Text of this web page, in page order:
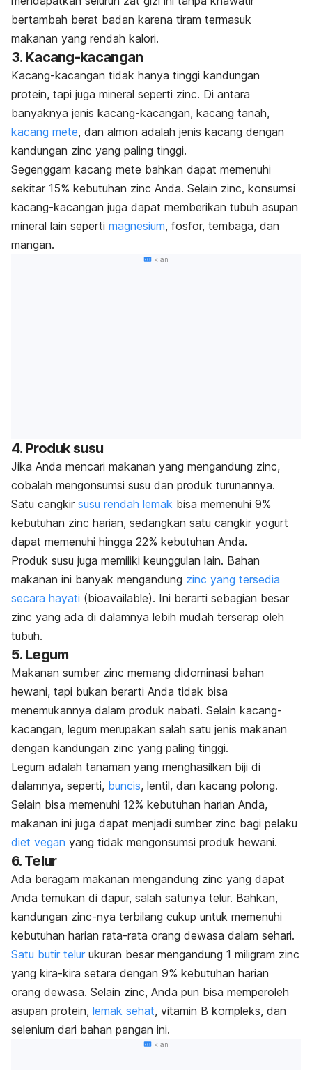
bertambah berat badan karena tiram termasuk
makanan yang rendah kalori.
3. Kacang-kacangan
Kacang-kacangan tidak hanya tinggi kandungan
protein, tapi juga mineral seperti zinc. Di antara
banyaknya jenis kacang-kacangan, kacang tanah,
kacang mete, dan almon adalah jenis kacang dengan
kandungan zinc yang paling tinggi.
Segenggam kacang mete bahkan dapat memenuhi
sekitar 15% kebutuhan zinc Anda. Selain zinc, konsumsi
kacang-kacangan juga dapat memberikan tubuh asupan
mineral lain seperti magnesium, fosfor, tembaga, dan
mangan.
Iklan
4. Produk susu
Jika Anda mencari makanan yang mengandung zinc,
cobalah mengonsumsi susu dan produk turunannya.
Satu cangkir susu rendah lemak bisa memenuhi 9%
kebutuhan zinc harian, sedangkan satu cangkir yogurt
dapat memenuhi hingga 22% kebutuhan Anda.
Produk susu juga memiliki keunggulan lain. Bahan
makanan ini banyak mengandung zinc yang tersedia
secara hayati (bioavailable). Ini berarti sebagian besar
zinc yang ada di dalamnya lebih mudah terserap oleh
tubuh.
5. Legum
Makanan sumber zinc memang didominasi bahan
hewani, tapi bukan berarti Anda tidak bisa
menemukannya dalam produk nabati. Selain kacang-
kacangan, legum merupakan salah satu jenis makanan
dengan kandungan zinc yang paling tinggi.
Legum adalah tanaman yang menghasilkan biji di
dalamnya, seperti, buncis, lentil, dan kacang polong.
Selain bisa memenuhi 12% kebutuhan harian Anda,
makanan ini juga dapat menjadi sumber zinc bagi pelaku
diet vegan yang tidak mengonsumsi produk hewani.
6. Telur
Ada beragam makanan mengandung zinc yang dapat
Anda temukan di dapur, salah satunya telur. Bahkan,
kandungan zinc-nya terbilang cukup untuk memenuhi
kebutuhan harian rata-rata orang dewasa dalam sehari.
Satu butir telur ukuran besar mengandung 1 miligram zinc
yang kira-kira setara dengan 9% kebutuhan harian
orang dewasa. Selain zinc, Anda pun bisa memperoleh
asupan protein, lemak sehat, vitamin B kompleks, dan
selenium dari bahan pangan ini.
Iklan